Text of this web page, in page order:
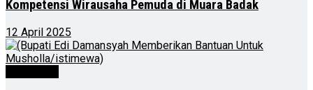
Kompetensi Wirausaha Pemuda di Muara Badak
12 April 2025